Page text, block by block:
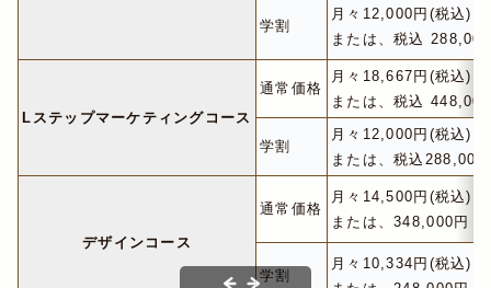
学割
月々12,000円(税込)～
または、税込
Lステップマーケティングコース
通常価格
月々18,667円(税込)～
または、税込
学割
月々12,000円(税込)～
または、税込288,000
デザインコース
通常価格
月々14,500円(税込)～
または、348,000円 (
学割
月々10,334円(税込)～